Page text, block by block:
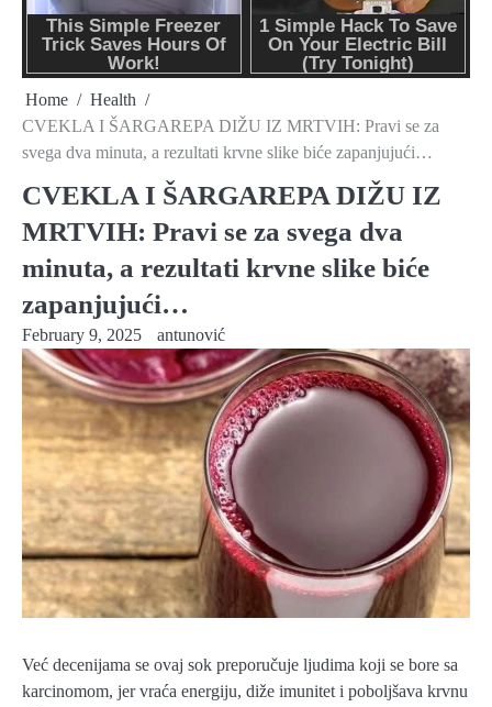
Home
Health
CVEKLA I ŠARGAREPA DIŽU IZ MRTVIH: Pravi se za
svega dva minuta, a rezultati krvne slike biće zapanjujući…
CVEKLA I ŠARGAREPA DIŽU IZ
MRTVIH: Pravi se za svega dva
minuta, a rezultati krvne slike biće
zapanjujući…
February 9, 2025 antunović
Već decenijama se ovaj sok preporučuje ljudima koji se bore sa
karcinomom, jer vraća energiju, diže imunitet i poboljšava krvnu